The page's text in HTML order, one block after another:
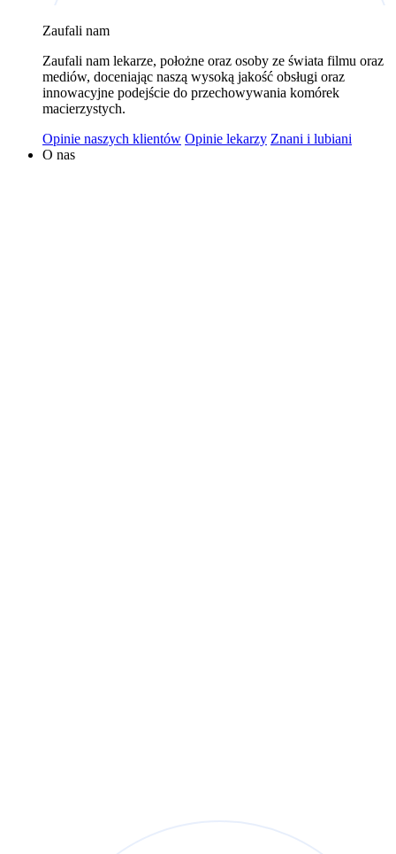
siedzibą w Warszawie. Niezależnymi administratorami
danych mogą być także nasi partnerzy. Informacje na
temat wykorzystywanych plików cookies i przetwarzania
znajduje się wPolityce Prywatności.
Zaufali nam
Zaufali nam lekarze, położne oraz osoby ze świata filmu oraz
mediów, doceniając naszą wysoką jakość obsługi oraz
innowacyjne podejście do przechowywania komórek
macierzystych.
Opinie naszych klientów Opinie lekarzy Znani i lubiani
O nas